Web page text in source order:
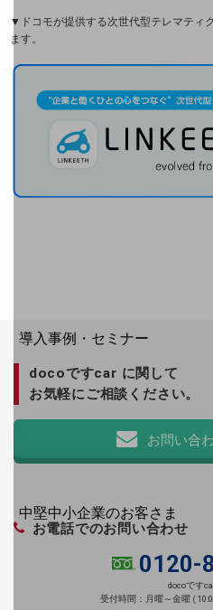
home5Gプラン
端末の一元管理
セキュリティ
運用保守・故障紛失サポート
回線・ネットワーク
導入事例・セミナー
最新の導入事例や注目の導入事例をご紹
開催・出展する各種セミナー、イベント
中堅中小企業のお客さま
NTTドコモビジネスウォッチ
ビジネスお役立ち情報
旬な話題やお役立ち資料などDXの課題を
解決するヒントをお届けする記事サイト
▼ドコモが提供する次世代型テレマティ
ます。
docoですcar に関して
お気軽にご相談ください。
お問い合
お電話でのお問い合わせ
0120-
docoです
受付時間：月曜～金曜 (